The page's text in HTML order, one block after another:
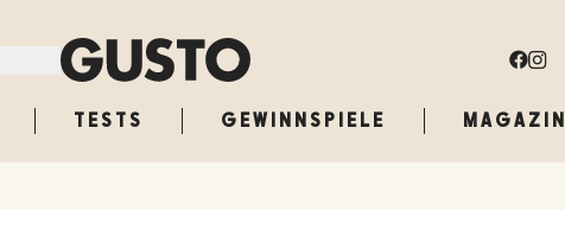
TESTS GEWINNSPIELE MAGAZIN